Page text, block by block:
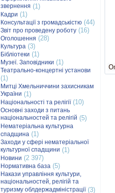
звернення (1)
Кадри (1)
Консультації з громадськістю (44)
Звіт про проведену роботу (16)
Оголошення (28)
Культура (3)
Бібліотеки (1)
Музеї. Заповідники (1)
Театрально-концертні установи
(1)
Митці Хмельниччини захисникам
України (1)
Національності та релігії(10)
Основні заходи з питань
національностей та релігій (5)
Нематеріальна культурна
спадщина (1)
Заходи у сфері нематеріальної
культурної спадщини (1)
Новини (2 397)
Нормативна база (5)
Накази управління культури,
національностей, релігій та
туризму облдержадміністрації(3)